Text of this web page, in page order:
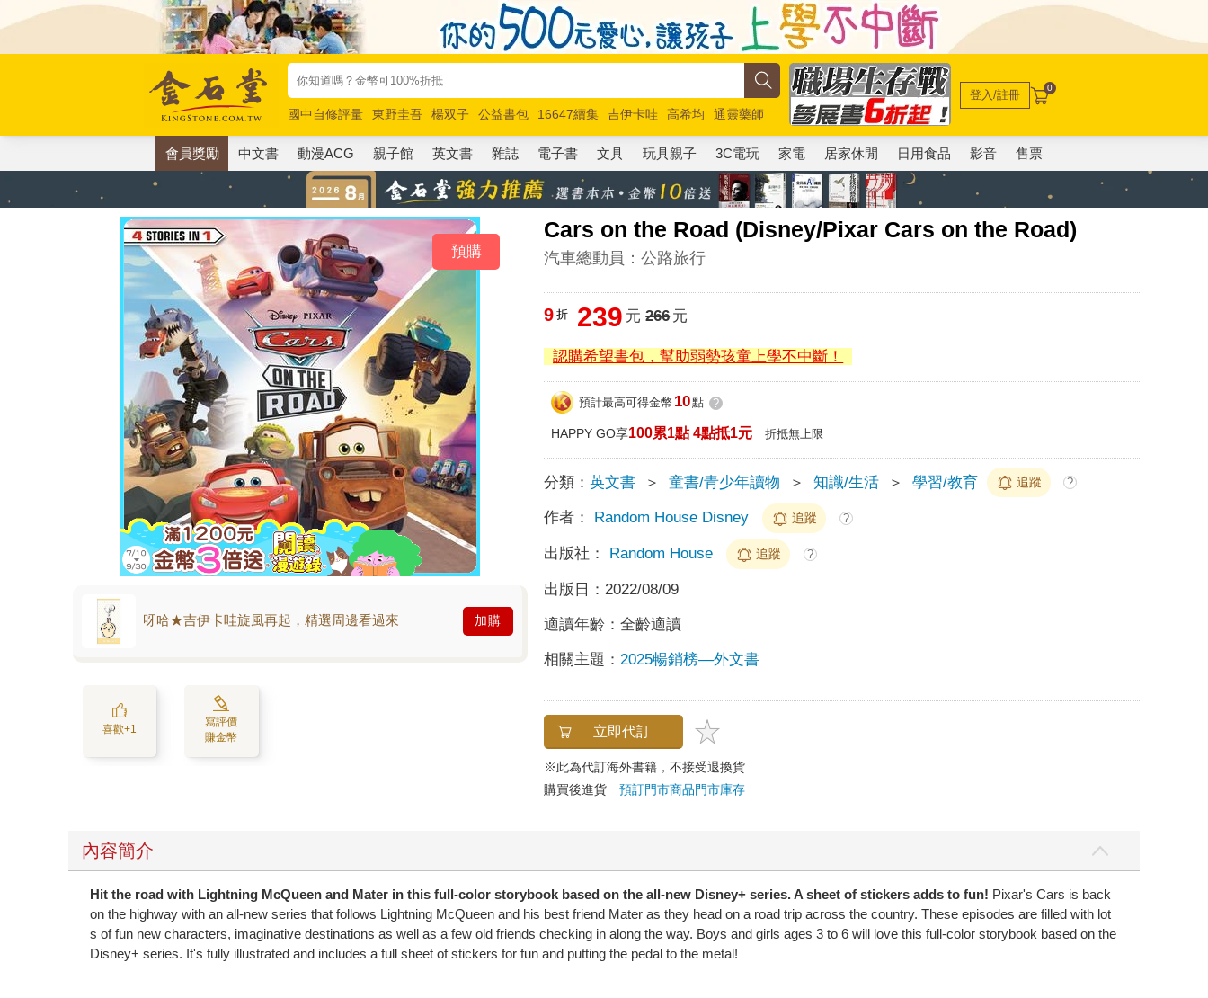
國中自修評量 東野圭吾 楊双子 公益書包 16647續集 吉伊卡哇 高希均
通靈藥師
唯紅花綻放
奧德賽 路邊攤新作 馬斯克 玩具總動員5 超慢跑
登入/註冊 0
會員獎勵 中文書 動漫ACG 親子館 英文書 雜誌 電子書 文具 玩具親子 3C電玩 家電 居家休閒 日用食品 影音 售票
Cars on the Road (Disney/Pixar Cars on the Road)
汽車總動員：公路旅行
預購
呀哈★吉伊卡哇旋風再起，精選周邊看過來 加購
喜歡+1
寫評價
賺金幣
9 折 239 元 266元
認購希望書包，幫助弱勢孩童上學不中斷！
預計最高可得金幣 10點 ?
HAPPY GO享100累1點 4點抵1元 折抵無上限
分類：英文書 ＞ 童書/青少年讀物 ＞ 知識/生活 ＞ 學習/教育 追蹤 ?
作者： Random House Disney 追蹤 ?
出版社： Random House 追蹤 ?
出版日： 2022/08/09
適讀年齡：全齡適讀
相關主題： 2025暢銷榜—外文書
立即代訂
※此為代訂海外書籍，不接受退換貨
購買後進貨預訂門市商品門市庫存
內容簡介
Hit the road with Lightning McQueen and Mater in this full-color storybook based on the all-new Disney+ series. A sheet of stickers adds to fun! Pixar's Cars is back
on the highway with an all-new series that follows Lightning McQueen and his best friend Mater as they head on a road trip across the country. These episodes are filled with lot
s of fun new characters, imaginative destinations as well as a few old friends checking in along the way. Boys and girls ages 3 to 6 will love this full-color storybook based on the
Disney+ series. It's fully illustrated and includes a full sheet of stickers for fun and putting the pedal to the metal!